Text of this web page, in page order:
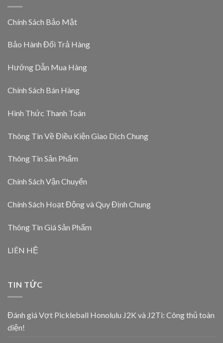
Chính Sách Bảo Mật
Bảo Hành Đổi Trả Hàng
Hướng Dẫn Mua Hàng
Chính Sách Bán Hàng
Hình Thức Thanh Toán
Thông Tin Về Điều Kiện Giao Dịch Chung
Thông Tin Sản Phẩm
Chính Sách Vận Chuyển
Chính Sách Hoạt Động và Quy Định Chung
Thông Tin Giá Sản Phẩm
LIÊN HỆ
TIN TỨC
Đánh giá Vợt Pickleball Honolulu J2K và J2Ti: Công thủ toàn
diện!